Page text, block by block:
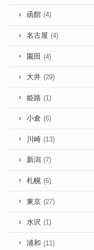
函館 (4)
名古屋 (4)
園田 (4)
大井 (29)
姫路 (1)
小倉 (6)
川崎 (13)
新潟 (7)
札幌 (6)
東京 (27)
水沢 (1)
浦和 (11)